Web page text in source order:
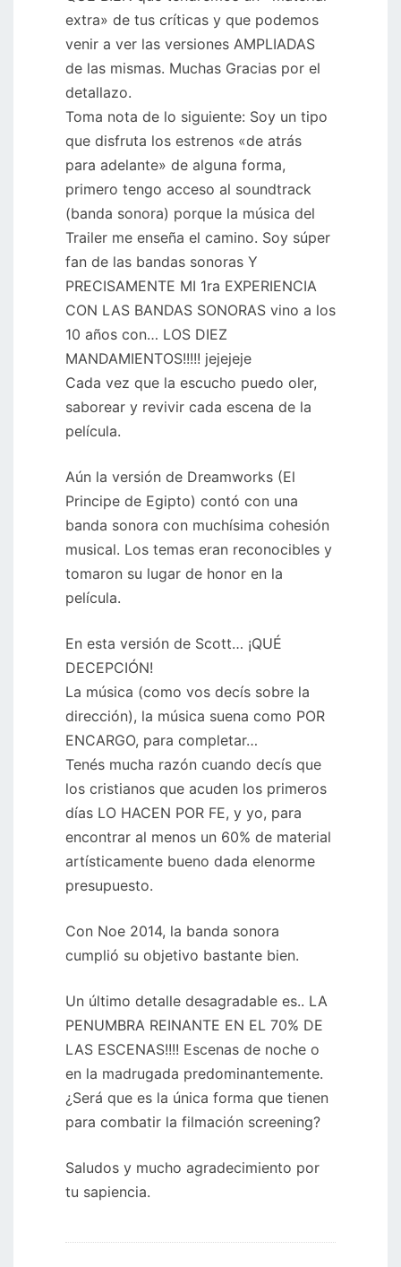
extra» de tus críticas y que podemos
venir a ver las versiones AMPLIADAS
de las mismas. Muchas Gracias por el
detallazo.
Toma nota de lo siguiente: Soy un tipo
que disfruta los estrenos «de atrás
para adelante» de alguna forma,
primero tengo acceso al soundtrack
(banda sonora) porque la música del
Trailer me enseña el camino. Soy súper
fan de las bandas sonoras Y
PRECISAMENTE MI 1ra EXPERIENCIA
CON LAS BANDAS SONORAS vino a los
10 años con… LOS DIEZ
MANDAMIENTOS!!!!! jejejeje
Cada vez que la escucho puedo oler,
saborear y revivir cada escena de la
película.
Aún la versión de Dreamworks (El
Principe de Egipto) contó con una
banda sonora con muchísima cohesión
musical. Los temas eran reconocibles y
tomaron su lugar de honor en la
película.
En esta versión de Scott… ¡QUÉ
DECEPCIÓN!
La música (como vos decís sobre la
dirección), la música suena como POR
ENCARGO, para completar…
Tenés mucha razón cuando decís que
los cristianos que acuden los primeros
días LO HACEN POR FE, y yo, para
encontrar al menos un 60% de material
artísticamente bueno dada elenorme
presupuesto.
Con Noe 2014, la banda sonora
cumplió su objetivo bastante bien.
Un último detalle desagradable es.. LA
PENUMBRA REINANTE EN EL 70% DE
LAS ESCENAS!!!! Escenas de noche o
en la madrugada predominantemente.
¿Será que es la única forma que tienen
para combatir la filmación screening?
Saludos y mucho agradecimiento por
tu sapiencia.